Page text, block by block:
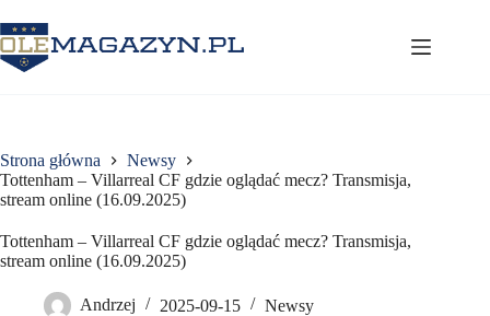
do
treści
Strona główna
Newsy
Tottenham – Villarreal CF gdzie oglądać mecz? Transmisja,
stream online (16.09.2025)
Tottenham – Villarreal CF gdzie oglądać mecz? Transmisja,
stream online (16.09.2025)
Andrzej 2025-09-15 Newsy